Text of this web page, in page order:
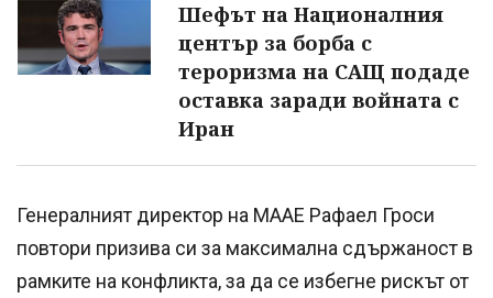
Шефът на Националния
център за борба с
тероризма на САЩ подаде
оставка заради войната с
Иран
Генералният директор на МААЕ Рафаел Гроси
повтори призива си за максимална сдържаност в
рамките на конфликта, за да се избегне рискът от